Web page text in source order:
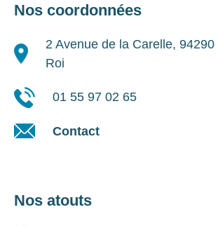
Nos coordonnées
2 Avenue de la Carelle,
Roi
01 55 97 02 65
Contact
Nos atouts